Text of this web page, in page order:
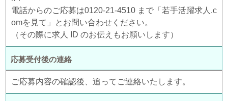
電話からのご応募は0120-21-4510 まで「若手活躍求人.c
omを見て」とお問い合わせください。
（その際に求人 ID のお伝えもお願いします）
応募受付後の連絡
ご応募内容の確認後、追ってご連絡いたします。